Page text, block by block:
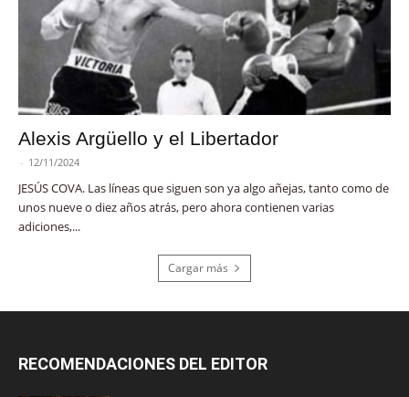
Alexis Argüello y el Libertador
- 12/11/2024
JESÚS COVA. Las líneas que siguen son ya algo añejas, tanto como de
unos nueve o diez años atrás, pero ahora contienen varias
adiciones,...
Cargar más
RECOMENDACIONES DEL EDITOR